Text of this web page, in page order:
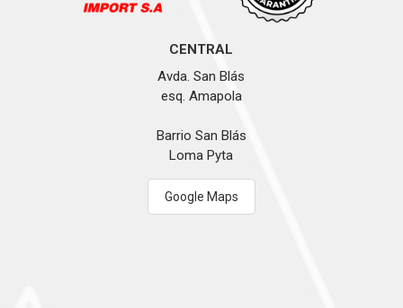
CENTRAL
Avda. San Blás
esq. Amapola
Barrio San Blás
Loma Pyta
Google Maps